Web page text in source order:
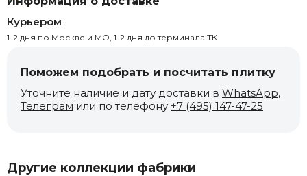
Курьером
1-2 дня по Москве и МО, 1-2 дня до терминала ТК
Поможем подобрать и посчитать плитку
Уточните наличие и дату доставки в WhatsApp,
Телеграм или по телефону +7 (495) 147-47-25
Другие коллекции фабрики